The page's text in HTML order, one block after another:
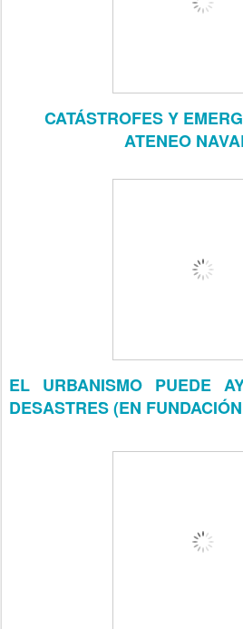
CATÁSTROFES Y
ATENEO
EL URBANISMO PUEDE
DESASTRES (EN